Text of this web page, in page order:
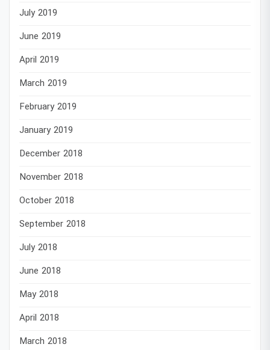
July 2019
June 2019
April 2019
March 2019
February 2019
January 2019
December 2018
November 2018
October 2018
September 2018
July 2018
June 2018
May 2018
April 2018
March 2018